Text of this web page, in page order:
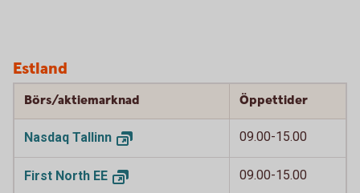
Estland
Börs/aktiemarknad Öppettider
Nasdaq Tallinn 09.00-15.00
First North EE 09.00-15.00